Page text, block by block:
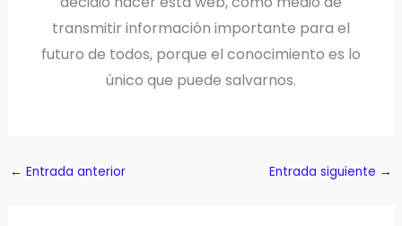
transmitir información importante para el
futuro de todos, porque el conocimiento es lo
único que puede salvarnos.
← Entrada anterior Entrada siguiente →